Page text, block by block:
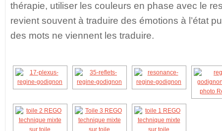
thérapie, utiliser les couleurs en phase avec le
revient souvent à traduire des émotions à l’état
des mots ne viennent les traduire.